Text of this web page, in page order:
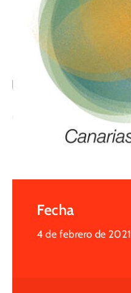
Fecha
4 de febrero de 2021